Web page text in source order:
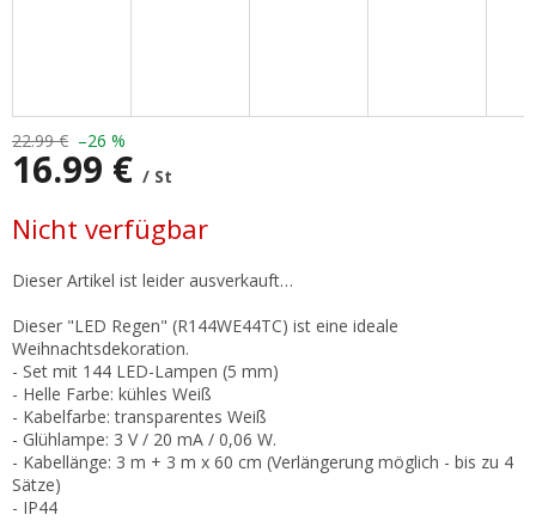
22.99 € –26 %
16.99 € / St
Nicht verfügbar
Dieser Artikel ist leider ausverkauft…
Dieser "LED Regen" (R144WE44TC) ist eine ideale
Weihnachtsdekoration.
- Set mit 144 LED-Lampen (5 mm)
- Helle Farbe: kühles Weiß
- Kabelfarbe: transparentes Weiß
- Glühlampe: 3 V / 20 mA / 0,06 W.
- Kabellänge: 3 m + 3 m x 60 cm (Verlängerung möglich - bis zu 4
Sätze)
- IP44